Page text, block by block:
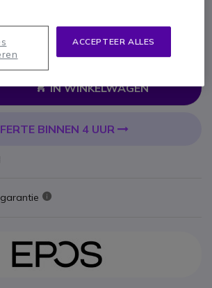
- 313,33 €
IN WINKELWAGEN
BINNEN 4 UUR
ACCEPTEER ALLES